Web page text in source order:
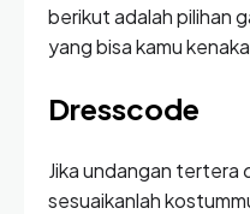
berikut adalah pilihan
yang bisa kamu
Dresscode
Jika undangan tertera
sesuaikanlah